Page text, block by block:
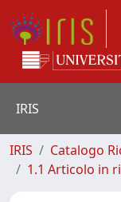
IRIS
IRIS Catalogo
1.1 Articolo in